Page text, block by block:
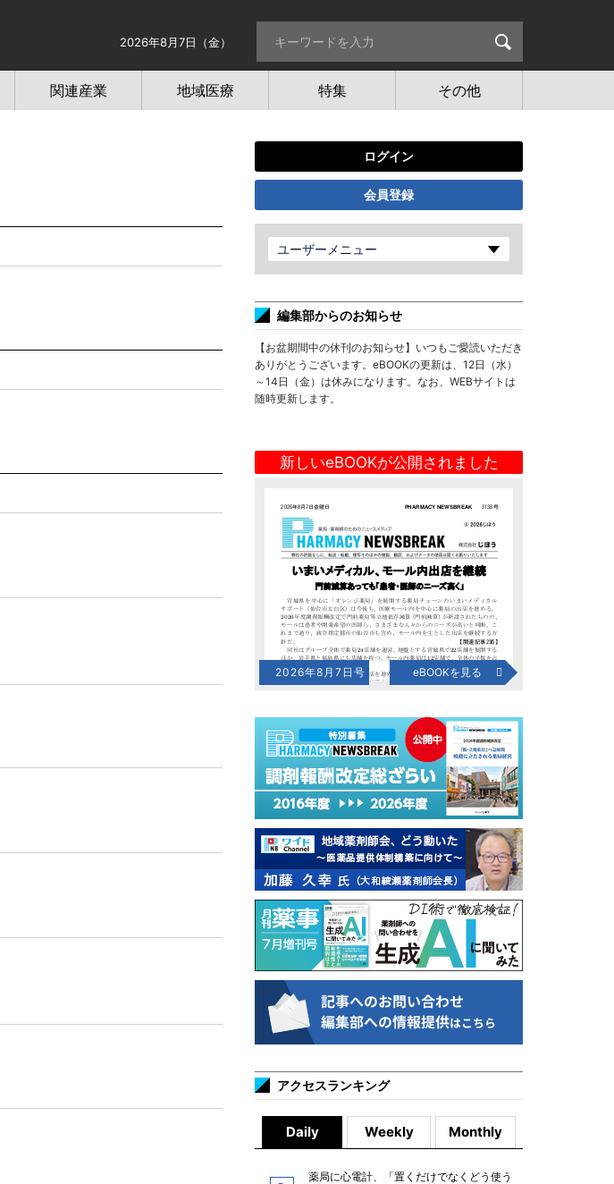
2026年8月7日（金）
関連産業 地域医療 特集 その他
ログイン
会員登録
ユーザーメニュー
編集部からのお知らせ
【お盆期間中の休刊のお知らせ】いつもご愛読いただき
ありがとうございます。eBOOKの更新は、12日（水）
～14日（金）は休みになります。なお、WEBサイトは
随時更新します。
新しいeBOOKが公開されました
2026年8月7日号 eBOOKを見る
アクセスランキング
Daily Weekly Monthly
薬局に心電計、「置くだけでなくどう使う